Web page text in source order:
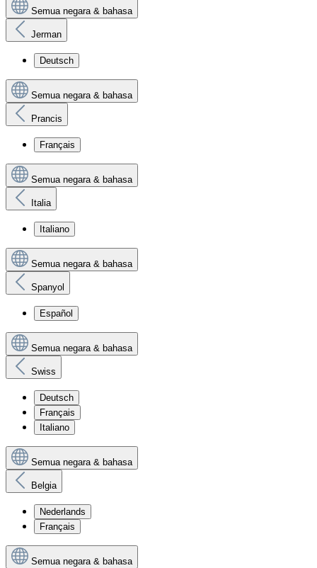
Semua negara & bahasa
Jerman
Deutsch
Semua negara & bahasa
Prancis
Français
Semua negara & bahasa
Italia
Italiano
Semua negara & bahasa
Spanyol
Español
Semua negara & bahasa
Swiss
Deutsch
Français
Italiano
Semua negara & bahasa
Belgia
Nederlands
Français
Semua negara & bahasa